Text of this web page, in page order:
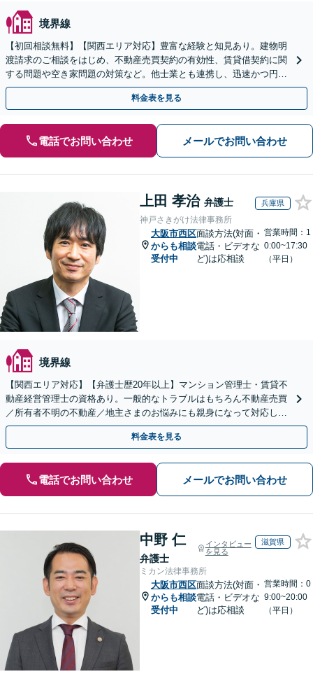
境界線
【初回相談無料】【関西エリア対応】豊富な経験と知見あり。建物明
渡請求のご相談をはじめ、不動産売買契約の有効性、賃貸借契約に関
する問題や空き家問題の対策など。他士業とも連携し、迅速かつ円滑
な解決を目指します【顧問契約】【西宮北口駅3分】
料金表を見る
電話でお問い合わせ メールでお問い合わせ
上田 孝治 弁護士 兵庫県
神戸さきがけ法律事務所
大阪市西区
からも相談
受付中
面談方法(対面・
電話・ビデオな
ど)は応相談
営業時間：1
0:00~17:30
（平日）
境界線
【関西エリア対応】【弁護士歴20年以上】マンション管理士・賃貸不
動産経営管理士の資格あり。一般的なトラブルはもちろん不動産売買
／所有者不明の不動産／地主さまのお悩みにも親身になって対応しま
す【夜間・休日の相談可】
料金表を見る
電話でお問い合わせ メールでお問い合わせ
中野 仁
弁護士
インタビュー
を見る
滋賀県
ミカン法律事務所
大阪市西区
からも相談
受付中
面談方法(対面・
電話・ビデオな
ど)は応相談
営業時間：0
9:00~20:00
（平日）